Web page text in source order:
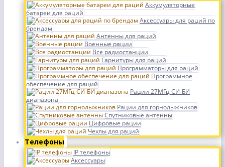
Аккумуляторные
батареи для раций
Аксессуары для раций по
брендам
Антенны для раций
Военные рации
Все радиостанции
Гарнитуры для раций
Программаторы для раций
Программное
обеспечение для раций
Рации 27МГц СИ-БИ
диапазона
Рации для горнолыжников
Спутниковые антенны
Цифровые рации
Чехлы для раций
Телефоны
IP телефоны
Аксессуары